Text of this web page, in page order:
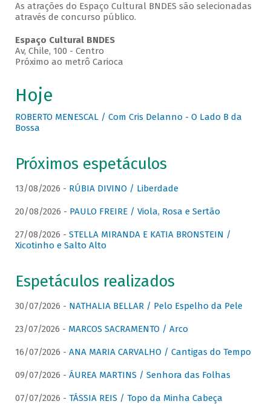
As atrações do Espaço Cultural BNDES são selecionadas
através de concurso público.
Espaço Cultural BNDES
Av, Chile, 100 - Centro
Próximo ao metrô Carioca
Hoje
ROBERTO MENESCAL / Com Cris Delanno - O Lado B da
Bossa
Próximos espetáculos
13/08/2026 - RÚBIA DIVINO / Liberdade
20/08/2026 - PAULO FREIRE / Viola, Rosa e Sertão
27/08/2026 - STELLA MIRANDA E KATIA BRONSTEIN /
Xicotinho e Salto Alto
Espetáculos realizados
30/07/2026 - NATHALIA BELLAR / Pelo Espelho da Pele
23/07/2026 - MARCOS SACRAMENTO / Arco
16/07/2026 - ANA MARIA CARVALHO / Cantigas do Tempo
09/07/2026 - ÁUREA MARTINS / Senhora das Folhas
07/07/2026 - TÁSSIA REIS / Topo da Minha Cabeça